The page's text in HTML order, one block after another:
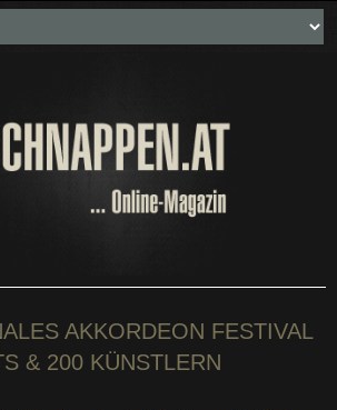
Neueste Beiträge
Soziales & Projekte
AKKORDEON FESTIVAL
& 200 KÜNSTLERN